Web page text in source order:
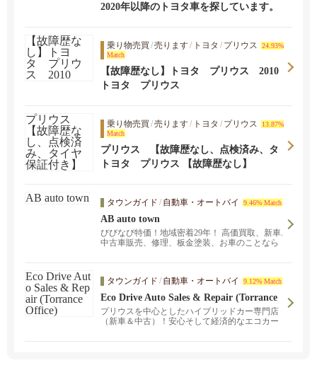
2020年以降のトヨタ車を探しています。
乗り物売買 /売ります/ トヨタ / プリウス
24.93%
Match
【故障歴なし】トヨタ プリウス 2010
トヨタ プリウス
乗り物売買 /売ります/ トヨタ / プリウス
13.87%
Match
プリウス 【故障歴なし、点検済み、タ
イヤ保証付き】
トヨタ プリウス 【故障歴なし】
タウンガイド / 自動車・オートバイ 9.46% Match
AB auto town
びびなび特価！地域密着29年！ 高価買取、新車.
中古車販売、修理、板金塗装、お車のことなら
タウンガイド / 自動車・オートバイ 9.12% Match
Eco Drive Auto Sales & Repair (Torrance
Office)
プリウスを中心としたハイブリッドカー専門店
（新車＆中古）！安心そして経済的なエコカー